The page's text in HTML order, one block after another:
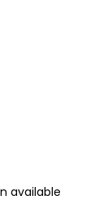
available